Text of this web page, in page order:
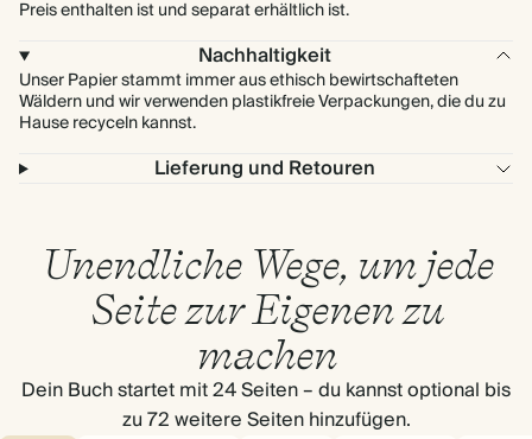
Preis enthalten ist und separat erhältlich ist.
Nachhaltigkeit
Unser Papier stammt immer aus ethisch bewirtschafteten
Wäldern und wir verwenden plastikfreie Verpackungen, die du zu
Hause recyceln kannst.
Lieferung und Retouren
Unendliche Wege, um jede
Seite zur Eigenen zu
machen
Dein Buch startet mit 24 Seiten – du kannst optional bis
zu 72 weitere Seiten hinzufügen.